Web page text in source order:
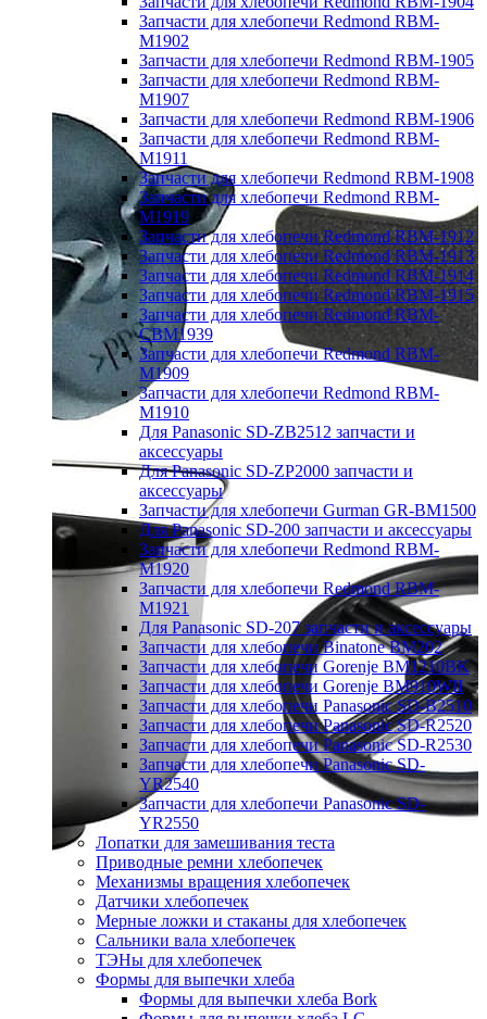
Запчасти для хлебопечи Redmond RBM-
M1902
Запчасти для хлебопечи Redmond RBM-1905
Запчасти для хлебопечи Redmond RBM-
M1907
Запчасти для хлебопечи Redmond RBM-1906
Запчасти для хлебопечи Redmond RBM-
M1911
Запчасти для хлебопечи Redmond RBM-1908
Запчасти для хлебопечи Redmond RBM-
M1919
Запчасти для хлебопечи Redmond RBM-1912
Запчасти для хлебопечи Redmond RBM-1913
Запчасти для хлебопечи Redmond RBM-1914
Запчасти для хлебопечи Redmond RBM-1915
Запчасти для хлебопечи Redmond RBM-
CBM1939
Запчасти для хлебопечи Redmond RBM-
M1909
Запчасти для хлебопечи Redmond RBM-
M1910
Для Panasonic SD-ZB2512 запчасти и
аксессуары
Для Panasonic SD-ZP2000 запчасти и
аксессуары
Запчасти для хлебопечи Gurman GR-BM1500
Для Panasonic SD-200 запчасти и аксессуары
Запчасти для хлебопечи Redmond RBM-
M1920
Запчасти для хлебопечи Redmond RBM-
M1921
Для Panasonic SD-207 запчасти и аксессуары
Запчасти для хлебопечи Binatone BM202
Запчасти для хлебопечи Gorenje BM1210BK
Запчасти для хлебопечи Gorenje BM910WII
Запчасти для хлебопечи Panasonic SD-B2510
Запчасти для хлебопечи Panasonic SD-R2520
Запчасти для хлебопечи Panasonic SD-R2530
Запчасти для хлебопечи Panasonic SD-
YR2540
Запчасти для хлебопечи Panasonic SD-
YR2550
Лопатки для замешивания теста
Приводные ремни хлебопечек
Механизмы вращения хлебопечек
Датчики хлебопечек
Мерные ложки и стаканы для хлебопечек
Сальники вала хлебопечек
ТЭНы для хлебопечек
Формы для выпечки хлеба
Формы для выпечки хлеба Bork